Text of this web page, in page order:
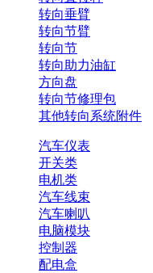
转向垂臂
转向节臂
转向节
转向助力油缸
方向盘
转向节修理包
其他转向系统附件
汽车仪表
开关类
电机类
汽车线束
汽车喇叭
电脑模块
控制器
配电盒